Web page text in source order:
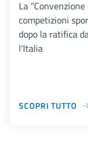
La
competizioni
dopo la ratifica
l'Italia
SCOPRI TUTTO